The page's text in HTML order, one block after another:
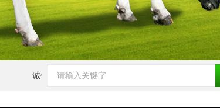
诚信为本，市场在变，诚信永远不变...